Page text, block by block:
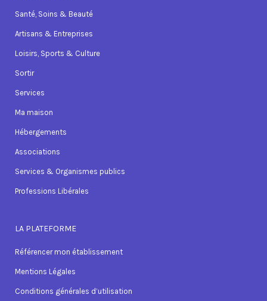
Santé, Soins & Beauté
Artisans & Entreprises
Loisirs, Sports & Culture
Sortir
Services
Ma maison
Hébergements
Associations
Services & Organismes publics
Professions Libérales
LA PLATEFORME
Référencer mon établissement
Mentions Légales
Conditions générales d’utilisation